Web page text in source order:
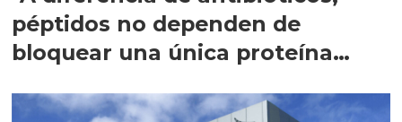
péptidos no dependen de
bloquear una única proteína